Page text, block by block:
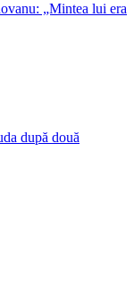
„Mintea lui era
după două